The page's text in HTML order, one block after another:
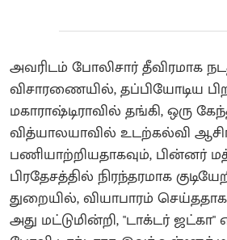
அவரிடம் போலிசார் தீவிரமாக
விசாரணையில், தப்பியோடிய
மகாராஷ்டிராவில் தங்கி, ஒரு
வித்யாலயாவில் உடற்கல்வி
பணியாற்றியதாகவும், பின்னர்
பிரதேசத்தில் நிரந்தரமாக
துறையில், வியாபாரம்
அது மட்டுமின்றி, "டாக்டர்